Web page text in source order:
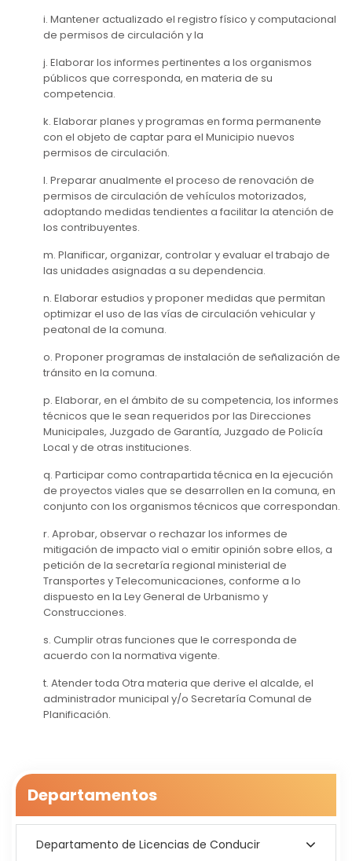
i. Mantener actualizado el registro físico y computacional
de permisos de circulación y la
j. Elaborar los informes pertinentes a los organismos
públicos que corresponda, en materia de su
competencia.
k. Elaborar planes y programas en forma permanente
con el objeto de captar para el Municipio nuevos
permisos de circulación.
l. Preparar anualmente el proceso de renovación de
permisos de circulación de vehículos motorizados,
adoptando medidas tendientes a facilitar la atención de
los contribuyentes.
m. Planificar, organizar, controlar y evaluar el trabajo de
las unidades asignadas a su dependencia.
n. Elaborar estudios y proponer medidas que permitan
optimizar el uso de las vías de circulación vehicular y
peatonal de la comuna.
o. Proponer programas de instalación de señalización de
tránsito en la comuna.
p. Elaborar, en el ámbito de su competencia, los informes
técnicos que le sean requeridos por las Direcciones
Municipales, Juzgado de Garantía, Juzgado de Policía
Local y de otras instituciones.
q. Participar como contrapartida técnica en la ejecución
de proyectos viales que se desarrollen en la comuna, en
conjunto con los organismos técnicos que correspondan.
r. Aprobar, observar o rechazar los informes de
mitigación de impacto vial o emitir opinión sobre ellos, a
petición de la secretaría regional ministerial de
Transportes y Telecomunicaciones, conforme a Io
dispuesto en la Ley General de Urbanismo y
Construcciones.
s. Cumplir otras funciones que le corresponda de
acuerdo con la normativa vigente.
t. Atender toda Otra materia que derive el alcalde, el
administrador municipal y/o Secretaría Comunal de
Planificación.
Departamentos
Departamento de Licencias de Conducir